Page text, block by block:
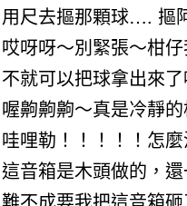
用尺去摳那顆球…. 摳
哎呀呀～別緊張～柑
不就可以把球拿出來了
喔齁齁齁～真是冷靜
哇哩勒！！！！！怎麼
這音箱是木頭做的，